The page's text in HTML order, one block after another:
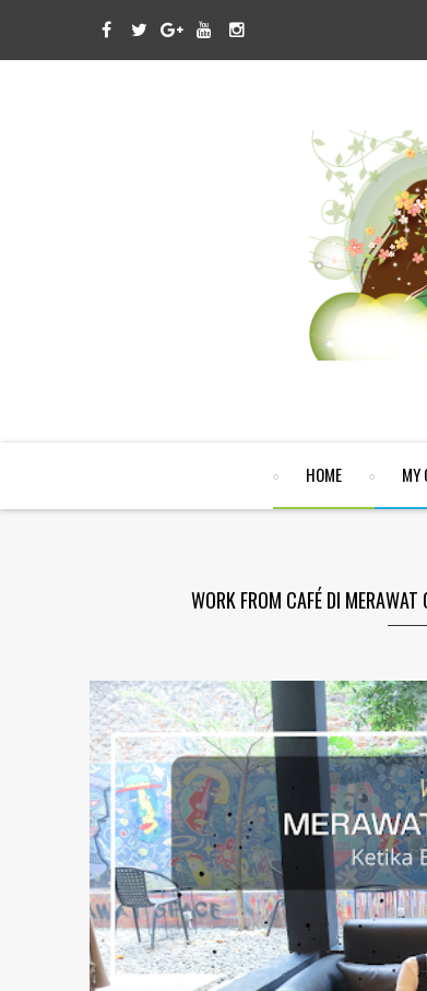
HOME MY
WORK FROM CAFÉ DI MERAWAT